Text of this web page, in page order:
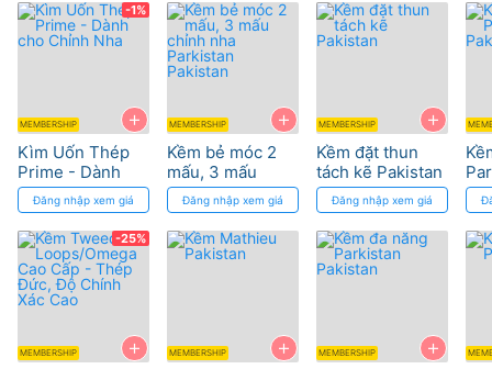
+
-1%
MEMBERSHIP
Kìm Uốn Thép
Prime - Dành
cho Chỉnh Nha
Đăng nhập xem giá
+
-25%
MEMBERSHIP
+
MEMBERSHIP
Kềm bẻ móc 2
mấu, 3 mấu
chỉnh nha
Parkistan
Pakistan
Đăng nhập xem giá
+
MEMBERSHIP
+
MEMBERSHIP
Kềm đặt thun
tách kẽ Pakistan
Đăng nhập xem giá
+
MEMBERSHIP